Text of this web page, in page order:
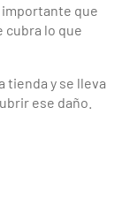
que
cubra lo que
tienda y se lleva
ese daño.